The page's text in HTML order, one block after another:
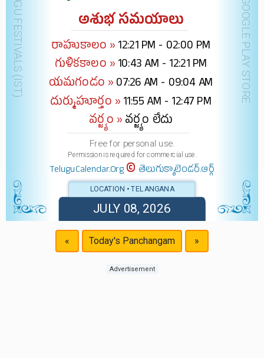
అశుభ సమయాలు
రాహుకాలం » 12:21 PM - 02:00 PM
గుళికకాలం » 10:43 AM - 12:21 PM
యమగండం » 07:26 AM - 09:04 AM
దుర్ముహూర్తం » 11:55 AM - 12:47 PM
వర్జ్యం » వర్జ్యం లేదు
Free for personal use.
Permission is required for commercial use.
TeluguCalendar.Org© తెలుగుక్యాలెండర్.ఆర్గ్
LOCATION • TELANGANA
JULY 08, 2026
« Today's Panchangam »
Advertisement